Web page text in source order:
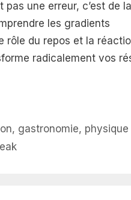
pas une erreur, c’est de la
les gradients
rôle du repos et la
radicalement vos
, gastronomie, physique